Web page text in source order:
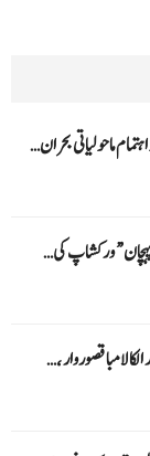
ماحولیاتی بحران…
ورکشاپ کی…
لامبا قصوروار ،…